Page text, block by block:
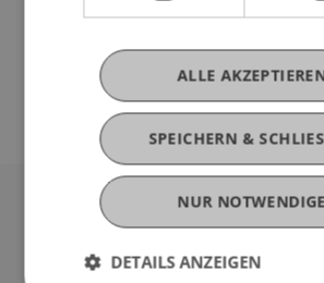
Universität Liechtenstein
Fürst-Franz-Josef-Strasse
9490 Vaduz
SPEICHERN &
ALLE
NUR NOTWENDIGE
DETAILS ANZEIGEN